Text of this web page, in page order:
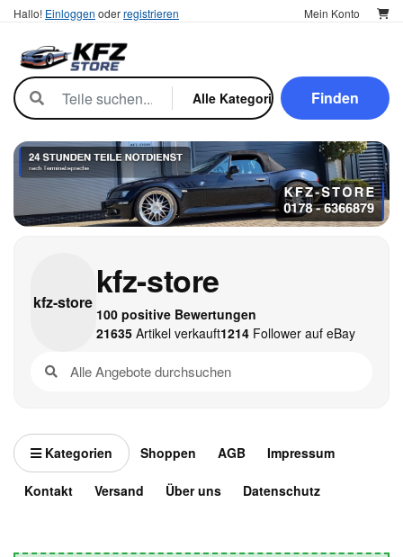
Hallo! Einloggen oderregistrieren Mein Konto
Finden
kfz-store
kfz-store
100 positive Bewertungen
21635Artikel verkauft1214Follower auf eBay
Kategorien Shoppen AGB Impressum
Kontakt Versand Über uns Datenschutz